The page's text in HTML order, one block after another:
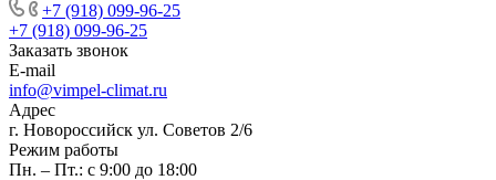
+7 (918) 099-96-25
+7 (918) 099-96-25
Заказать звонок
E-mail
info@vimpel-climat.ru
Адрес
г. Новороссийск ул. Советов 2/6
Режим работы
Пн. – Пт.: с 9:00 до 18:00